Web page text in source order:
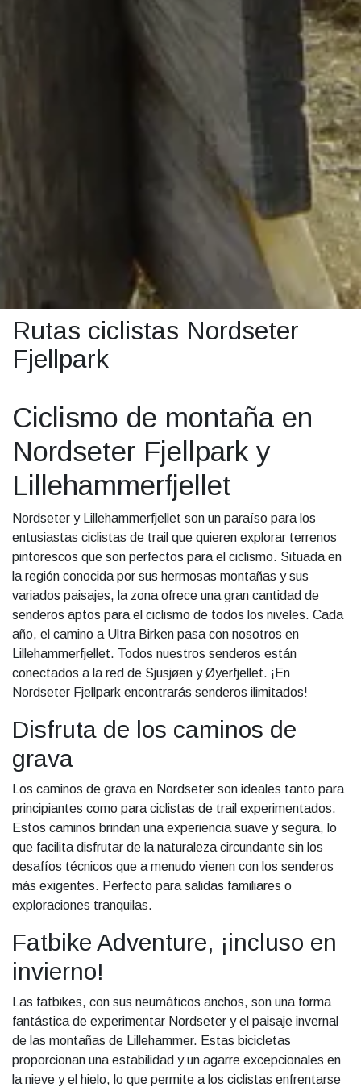
Rutas ciclistas Nordseter
Fjellpark
Ciclismo de montaña en
Nordseter Fjellpark y
Lillehammerfjellet
Nordseter y Lillehammerfjellet son un paraíso para los
entusiastas ciclistas de trail que quieren explorar terrenos
pintorescos que son perfectos para el ciclismo. Situada en
la región conocida por sus hermosas montañas y sus
variados paisajes, la zona ofrece una gran cantidad de
senderos aptos para el ciclismo de todos los niveles. Cada
año, el camino a Ultra Birken pasa con nosotros en
Lillehammerfjellet. Todos nuestros senderos están
conectados a la red de Sjusjøen y Øyerfjellet. ¡En
Nordseter Fjellpark encontrarás senderos ilimitados!
Disfruta de los caminos de
grava
Los caminos de grava en Nordseter son ideales tanto para
principiantes como para ciclistas de trail experimentados.
Estos caminos brindan una experiencia suave y segura, lo
que facilita disfrutar de la naturaleza circundante sin los
desafíos técnicos que a menudo vienen con los senderos
más exigentes. Perfecto para salidas familiares o
exploraciones tranquilas.
Fatbike Adventure, ¡incluso en
invierno!
Las fatbikes, con sus neumáticos anchos, son una forma
fantástica de experimentar Nordseter y el paisaje invernal
de las montañas de Lillehammer. Estas bicicletas
proporcionan una estabilidad y un agarre excepcionales en
la nieve y el hielo, lo que permite a los ciclistas enfrentarse